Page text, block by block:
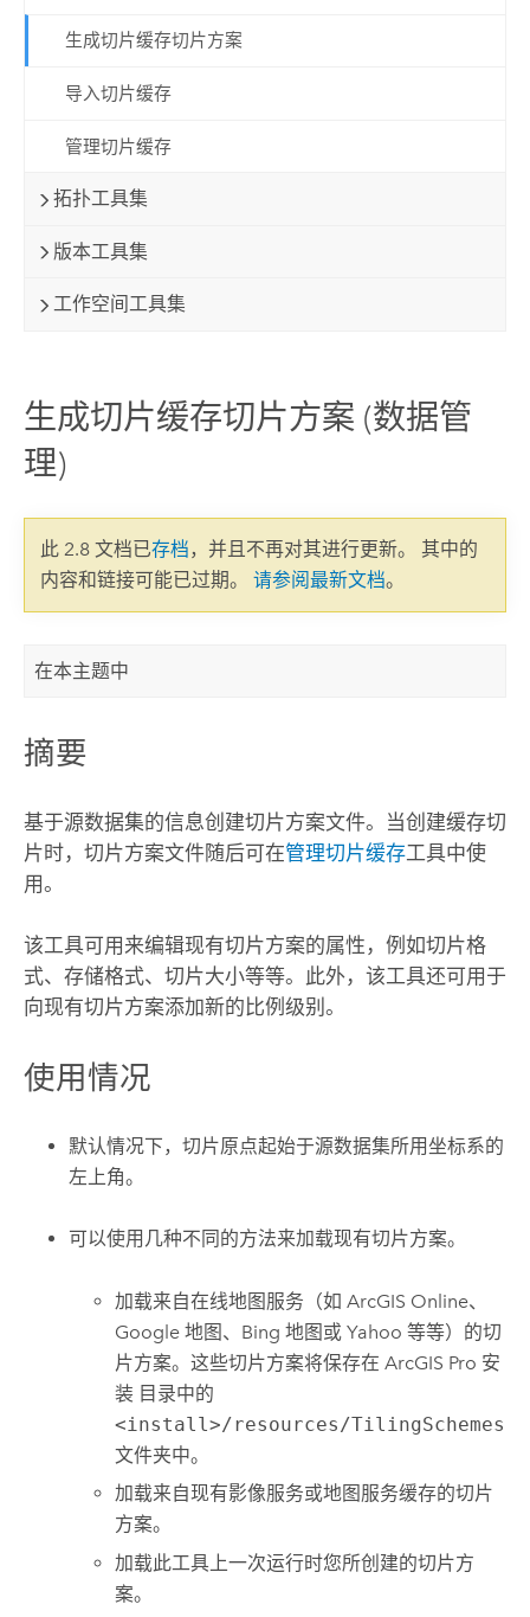
生成切片缓存切片方案
导入切片缓存
管理切片缓存
拓扑工具集
版本工具集
工作空间工具集
生成切片缓存切片方案 (数据管
理)
此 2.8 文档已存档，并且不再对其进行更新。 其中的
内容和链接可能已过期。 请参阅最新文档。
在本主题中
摘要
基于源数据集的信息创建切片方案文件。当创建缓存切
片时，切片方案文件随后可在管理切片缓存工具中使
用。
该工具可用来编辑现有切片方案的属性，例如切片格
式、存储格式、切片大小等等。此外，该工具还可用于
向现有切片方案添加新的比例级别。
使用情况
默认情况下，切片原点起始于源数据集所用坐标系的
左上角。
可以使用几种不同的方法来加载现有切片方案。
加载来自在线地图服务（如ArcGIS Online、
Google 地图、Bing 地图或 Yahoo 等等）的切
片方案。这些切片方案将保存在ArcGIS Pro 安
装 目录中的
<install>/resources/TilingSchemes
文件夹中。
加载来自现有影像服务或地图服务缓存的切片
方案。
加载此工具上一次运行时您所创建的切片方
案。